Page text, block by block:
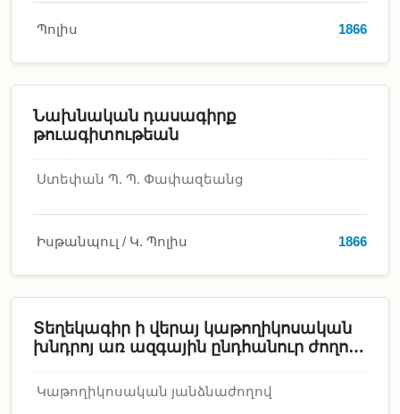
Պոլիս 1866
Նախնական դասագիրք
թուագիտութեան
Ստեփան Պ. Պ. Փափազեանց
Իսթանպուլ / Կ. Պոլիս 1866
Տեղեկագիր ի վերայ կաթողիկոսական
խնդրոյ առ ազգային ընդհանուր ժողով
տաճկաստան ի դիմաց
կաթողիկոսական յանձնաժողովոյ
Կաթողիկոսական յանձնաժողով